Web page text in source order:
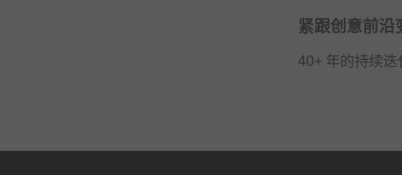
紧跟创意前沿
40+ 年的持续